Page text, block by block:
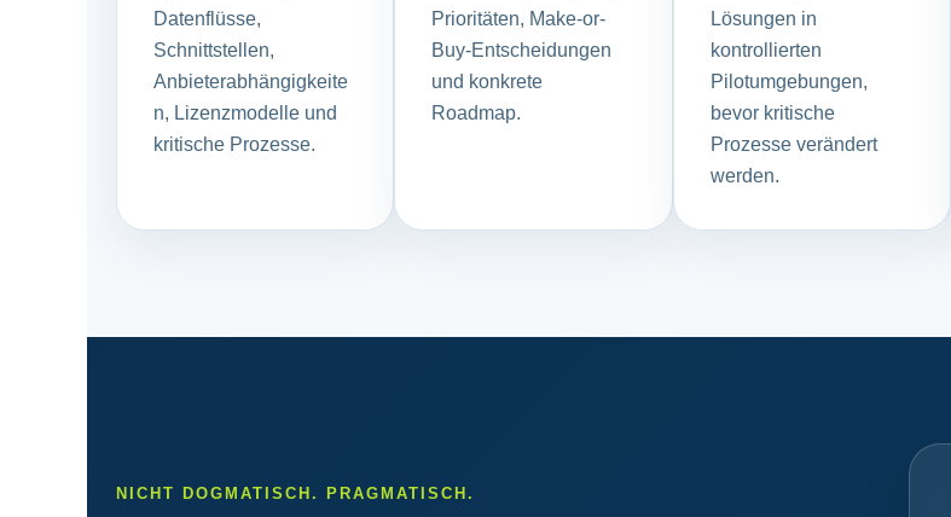
Datenflüsse,
Schnittstellen,
Anbieterabhängigkeite
n, Lizenzmodelle und
kritische Prozesse.
Prioritäten, Make-or-
Buy-Entscheidungen
und konkrete
Roadmap.
Lösungen in
kontrollierten
Pilotumgebungen,
bevor kritische
Prozesse verändert
werden.
NICHT DOGMATISCH. PRAGMATISCH.